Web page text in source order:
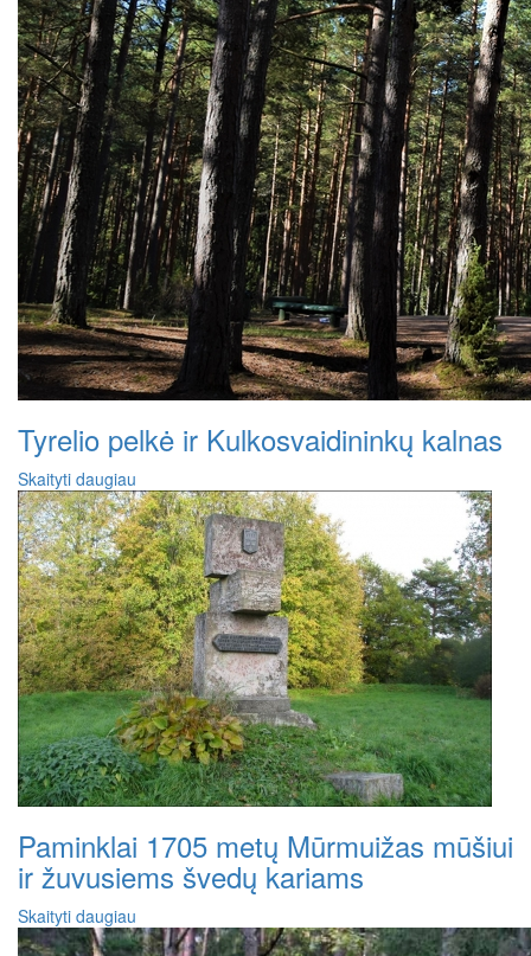
Tyrelio pelkė ir Kulkosvaidininkų kalnas
Skaityti daugiau
Paminklai 1705 metų Mūrmuižas mūšiui
ir žuvusiems švedų kariams
Skaityti daugiau